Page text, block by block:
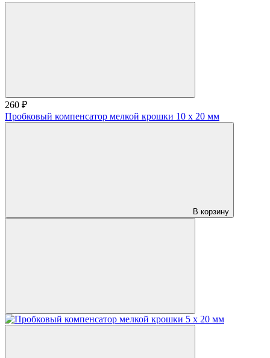
260 ₽
Пробковый компенсатор мелкой крошки 10 х 20 мм
В корзину